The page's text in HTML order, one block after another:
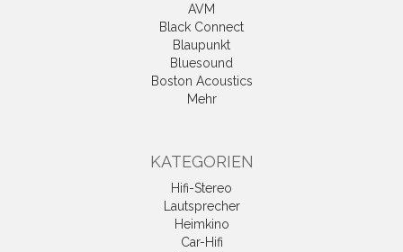
AVM
Black Connect
Blaupunkt
Bluesound
Boston Acoustics
Mehr
KATEGORIEN
Hifi-Stereo
Lautsprecher
Heimkino
Car-Hifi